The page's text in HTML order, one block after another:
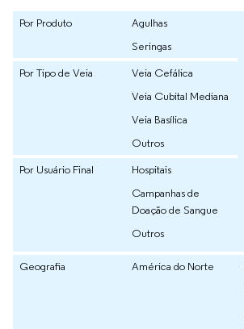
Por Produto
Agulhas
Seringas
Por Tipo de Veia
Veia Cefálica
Veia Cubital Mediana
Veia Basílica
Outros
Por Usuário Final
Hospitais
Campanhas de
Doação de Sangue
Outros
Geografia América do Norte